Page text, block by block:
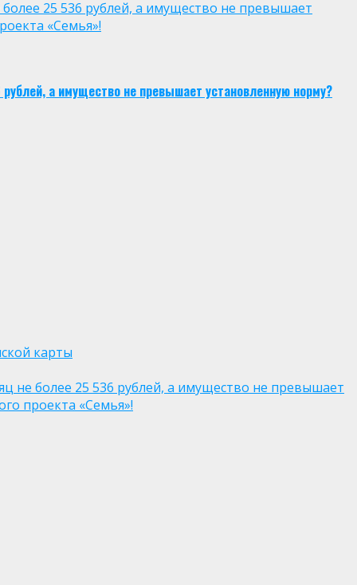
25 536 рублей, а имущество не превышает
«Семья»!
а имущество не превышает установленную норму?
карты
не более 25 536 рублей, а имущество не превышает
проекта «Семья»!